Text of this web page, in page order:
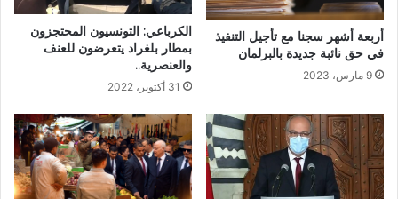
أربعة أشهر سجنا مع تأجيل التنفيذ
في حق نائبة جديدة بالبرلمان
9 مارس، 2023
الكرباعي: التونسيون المحتجزون
بمطار بلغراد يتعرضون للعنف
والعنصرية..
31 أكتوبر، 2022